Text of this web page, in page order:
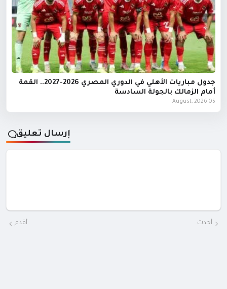
جدول مباريات الأهلي في الدوري المصري 2026-2027.. القمة
أمام الزمالك بالجولة السادسة
05 August, 2026
إرسال تعليق
أحدث أقدم